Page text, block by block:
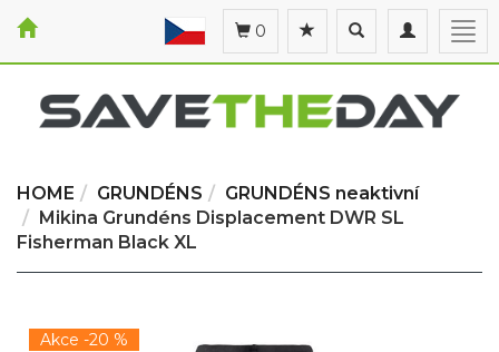
Toggle
navigation
Toggle
search
0
HOME GRUNDÉNS
GRUNDÉNS neaktivní
Mikina Grundéns Displacement DWR SL
Fisherman Black XL
Akce -20 %